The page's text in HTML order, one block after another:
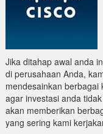
Jika ditahap awal anda
di perusahaan Anda,
mendesainkan berbagai
agar investasi anda
akan memberikan
yang sering kami